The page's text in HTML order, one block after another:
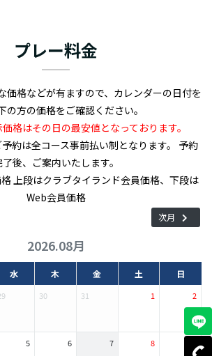
。バンコクから少し距離があるものの、そ
た設備から、多くのゴルファーに愛されて
ーゴルフリゾートは、フェアウェイが広く
ュレーションや傾斜も少なめで、初心者でも
います。600ヤードを超えるホールはありま
ヤードを筆頭に、それなりに距離のあるホ
パー3も、そのうち3つが200ヤードを超すた
す。 ロータスバレーゴルフリゾートのクラ
の入浴施設があり、日本のゴルフ場のよう
りとリラックスすることができます。ま
雪が舞うこともあるため、更に日本を感じ
他、練習施設としてパッティンググリーンや
ライビングレンジも備わっているので、プレ
に使えます。
プレー料金
価格などが有ますので、カレンダーの日付を
の方の価格をご確認ください。
格はその日の最安値となっております。
約は全コース事前払い制となります。 予約
後、ご案内いたします。
上段はクラブタイランド会員価格、下段は
Web会員価格
次月
2026.08月
水 木 金 土 日
30 31 1 2
5 6 7 8